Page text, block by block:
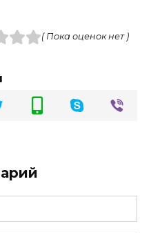
( Пока оценок нет )